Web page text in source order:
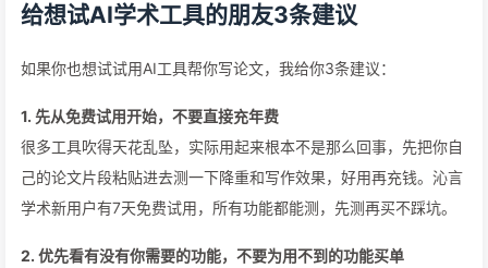
给想试AI学术工具的朋友3条建议
如果你也想试试用AI工具帮你写论文，我给你3条建议：
1. 先从免费试用开始，不要直接充年费
很多工具吹得天花乱坠，实际用起来根本不是那么回事，先把你自
己的论文片段粘贴进去测一下降重和写作效果，好用再充钱。沁言
学术新用户有7天免费试用，所有功能都能测，先测再买不踩坑。
2. 优先看有没有你需要的功能，不要为用不到的功能买单